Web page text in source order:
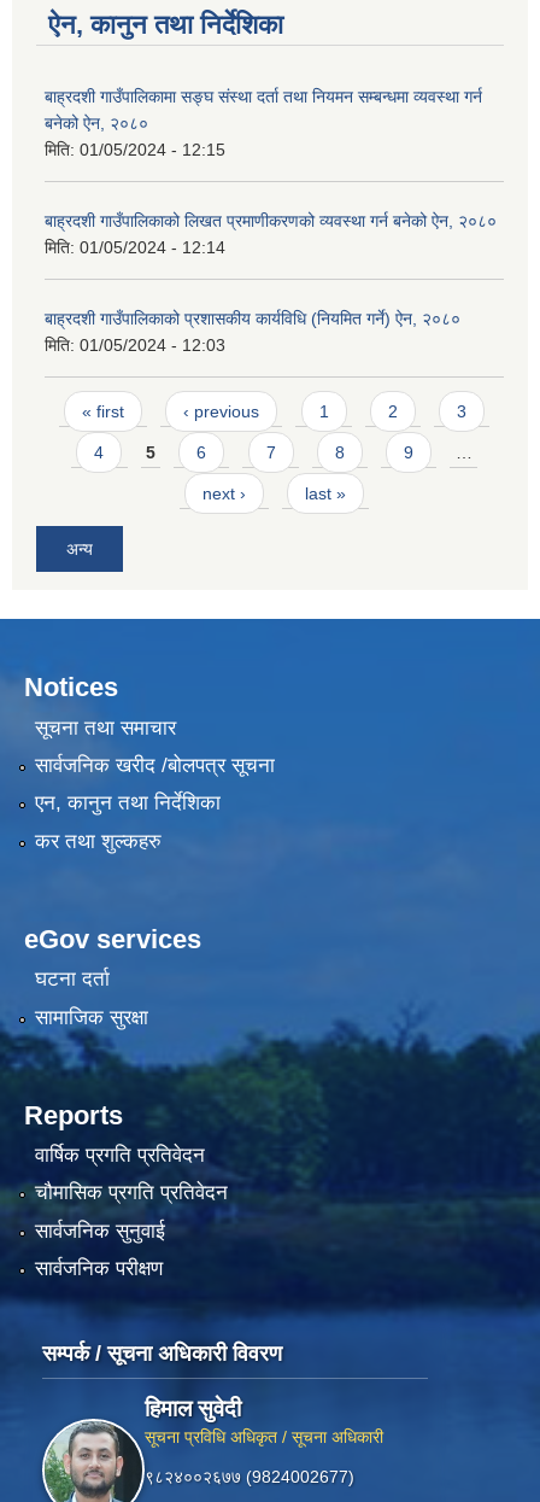
ऐन, कानुन तथा निर्देशिका
बाह्रदशी गाउँपालिकामा सङ्घ संस्था दर्ता तथा नियमन सम्बन्धमा व्यवस्था गर्न
बनेको ऐन, २०८०
मिति: 01/05/2024 - 12:15
बाह्रदशी गाउँपालिकाको लिखत प्रमाणीकरणको व्यवस्था गर्न बनेको ऐन, २०८०
मिति: 01/05/2024 - 12:14
बाह्रदशी गाउँपालिकाको प्रशासकीय कार्यविधि (नियमित गर्ने) ऐन, २०८०
मिति: 01/05/2024 - 12:03
Pages
« first ‹ previous 1 2 3
4 5 6 7 8 9
next › last »
अन्य
Notices
सूचना तथा समाचार
सार्वजनिक खरीद /बोलपत्र सूचना
एन, कानुन तथा निर्देशिका
कर तथा शुल्कहरु
eGov services
घटना दर्ता
सामाजिक सुरक्षा
Reports
वार्षिक प्रगति प्रतिवेदन
चौमासिक प्रगति प्रतिवेदन
सार्वजनिक सुनुवाई
सार्वजनिक परीक्षण
सम्पर्क / सूचना अधिकारी विवरण
हिमाल सुवेदी
सूचना प्रविधि अधिकृत / सूचना अधिकारी
९८२४००२६७७ (9824002677)